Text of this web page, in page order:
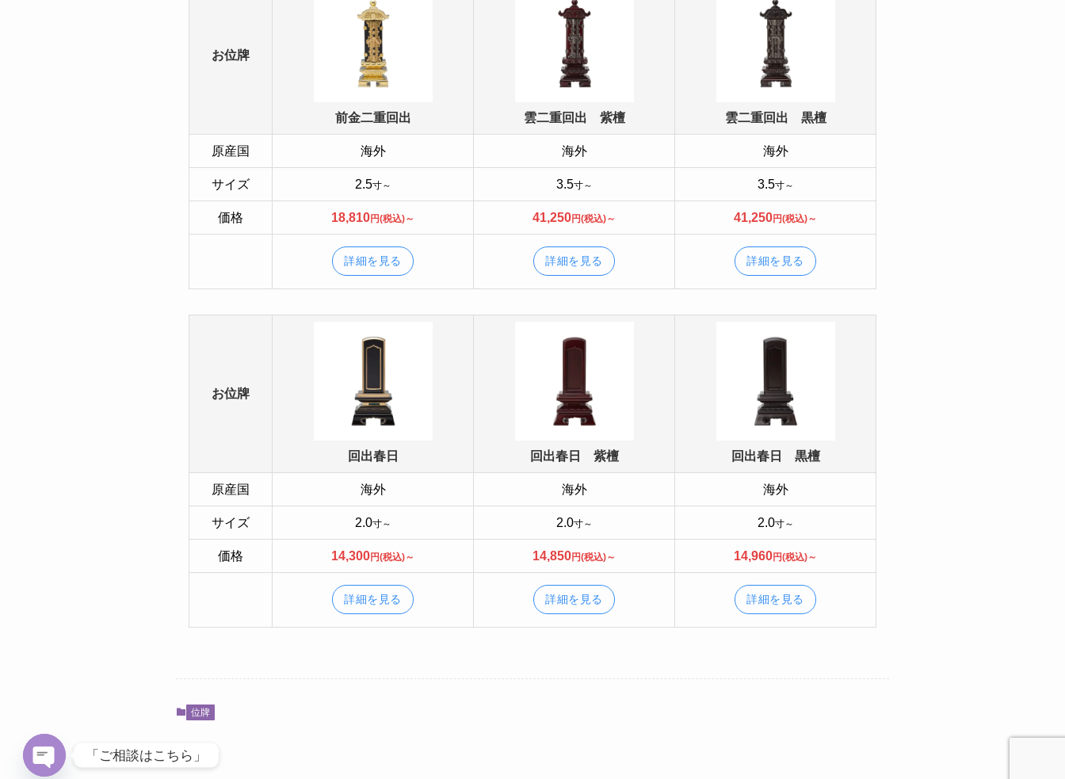
お位牌
前金二重回出 雲二重回出 紫檀 雲二重回出 黒檀
原産国 海外 海外 海外
サイズ 2.5寸～ 3.5寸～ 3.5寸～
価格 18,810円(税込)～ 41,250円(税込)～ 41,250円(税込)～
詳細を見る 詳細を見る 詳細を見る
お位牌
回出春日 回出春日 紫檀 回出春日 黒檀
原産国 海外 海外 海外
サイズ 2.0寸～ 2.0寸～ 2.0寸～
価格 14,300円(税込)～ 14,850円(税込)～ 14,960円(税込)～
詳細を見る 詳細を見る 詳細を見る
位牌
「ご相談はこちら」